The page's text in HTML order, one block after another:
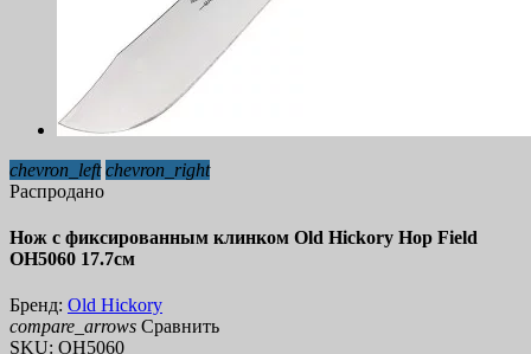
chevron_left chevron_right
Распродано
Нож с фиксированным клинком Old Hickory Hop Field
OH5060 17.7см
Бренд: Old Hickory
compare_arrows Сравнить
SKU: OH5060